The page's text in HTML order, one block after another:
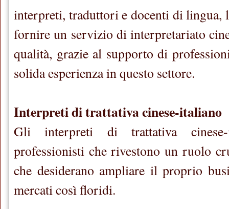
interpreti, traduttori e docenti di lingua,
fornire un servizio di interpretariato
qualità, grazie al supporto di
solida esperienza in questo settore.
Interpreti di trattativa cinese-italiano
Gli interpreti di trattativa
professionisti che rivestono un ruolo
che desiderano ampliare il proprio
mercati così floridi.